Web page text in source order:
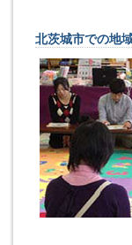
北茨城市での地